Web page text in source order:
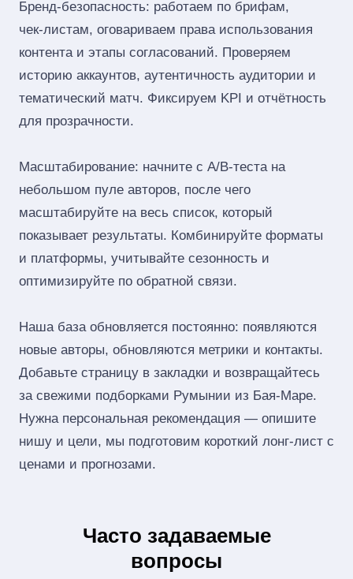
Бренд‑безопасность: работаем по брифам,
чек‑листам, оговариваем права использования
контента и этапы согласований. Проверяем
историю аккаунтов, аутентичность аудитории и
тематический матч. Фиксируем KPI и отчётность
для прозрачности.
Масштабирование: начните с A/B‑теста на
небольшом пуле авторов, после чего
масштабируйте на весь список, который
показывает результаты. Комбинируйте форматы
и платформы, учитывайте сезонность и
оптимизируйте по обратной связи.
Наша база обновляется постоянно: появляются
новые авторы, обновляются метрики и контакты.
Добавьте страницу в закладки и возвращайтесь
за свежими подборками Румынии из Бая-Маре.
Нужна персональная рекомендация — опишите
нишу и цели, мы подготовим короткий лонг‑лист с
ценами и прогнозами.
Часто задаваемые
вопросы